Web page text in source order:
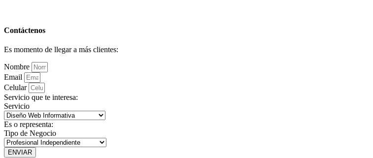
Contáctenos
Es momento de llegar a más clientes:
Nombre
Email
Celular
Servicio que te interesa:
Servicio
Es o representa:
Tipo de Negocio
ENVIAR